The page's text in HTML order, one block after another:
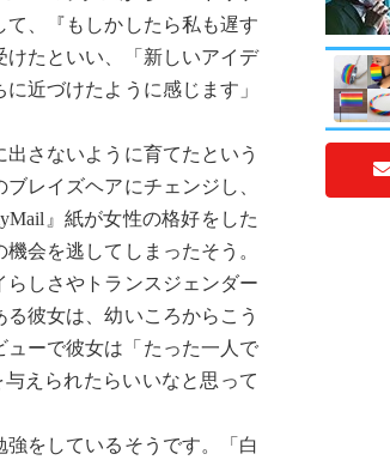
、『もしかしたら私も遅す
たといい、「新しいアイデ
近づけたように感じます」
さないように育てたという
レイズヘアにチェンジし、
』紙が女性の格好をした
会を逃してしまったそう。
しさやトランスジェンダー
彼女は、幼いころからこう
ューで彼女は「たった一人で
えられたらいいなと思って
をしているそうです。「白